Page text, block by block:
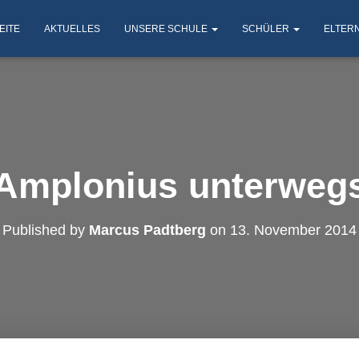
AKTUELLES UNSERE SCHULE SCHÜLER
Published by Marcus Padtberg on 13. November 2014